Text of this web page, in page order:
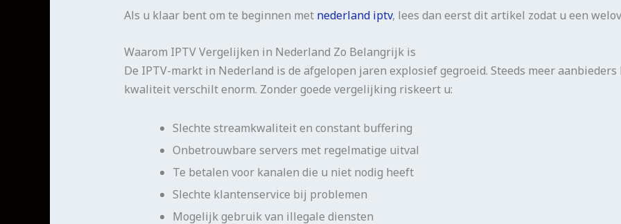
Als u klaar bent om te beginnen met nederland iptv, lees dan eerst dit artikel zodat u een
Waarom IPTV Vergelijken in Nederland Zo Belangrijk is
De IPTV-markt in Nederland is de afgelopen jaren explosief gegroeid. Steeds meer
kwaliteit verschilt enorm. Zonder goede vergelijking riskeert u:
Slechte streamkwaliteit en constant buffering
Onbetrouwbare servers met regelmatige uitval
Te betalen voor kanalen die u niet nodig heeft
Slechte klantenservice bij problemen
Mogelijk gebruik van illegale diensten